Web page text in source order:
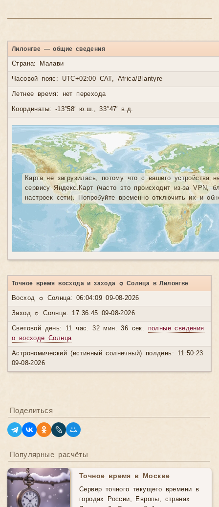
Лилонгве — общие сведения
Страна: Малави
Часовой пояс: UTC+02:00 CAT, Africa/Blantyre
Летнее время: нет перехода
Координаты: -13°58′ ю.ш., 33°47′ в.д.
Карта не загрузилась, потому что с вашего устройства
сервису Яндекс.Карт (часто это происходит из-за VPN,
настроек сети). Попробуйте временно отключить их и
Точное время восхода и захода ☼ Солнца в Лилонгве
Восход ☼ Солнца: 06:04:09 09-08-2026
Заход ☼ Солнца: 17:36:45 09-08-2026
Световой день: 11 час. 32 мин. 36 сек. полные сведения
о восходе Солнца
Астрономический (истинный солнечный) полдень: 11:50:23
09-08-2026
Поделиться
Популярные расчёты
Точное время в Москве
Сервер точного текущего времени в
городах России, Европы, странах